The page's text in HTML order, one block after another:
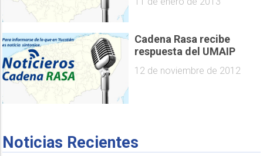
Cadena Rasa recibe
respuesta del UMAIP
12 de noviembre de 2012
Noticias Recientes